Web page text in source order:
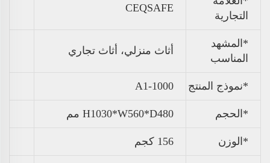
التجارية
CEQSAFE
*المشهد
المناسب
أثاث منزلي، أثاث تجاري
*نموذج المنتج A1-1000
*الحجم H1030*W560*D480 مم
* الوزن 156 كجم